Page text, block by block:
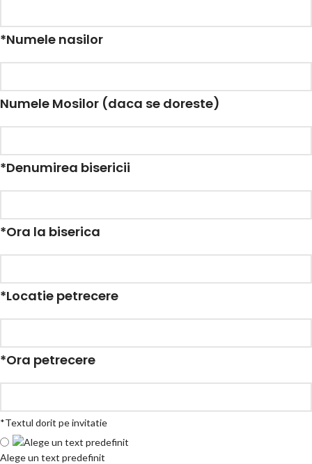
*Numele nasilor
Numele Mosilor (daca se doreste)
*Denumirea bisericii
*Ora la biserica
*Locatie petrecere
*Ora petrecere
*Textul dorit pe invitatie
Alege un text predefinit